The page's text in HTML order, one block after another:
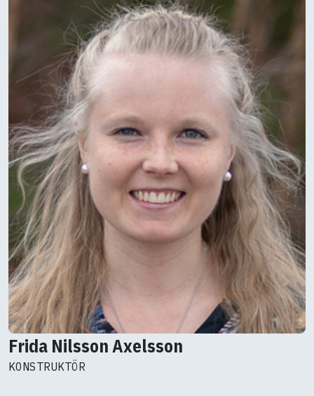
Frida Nilsson Axelsson
KONSTRUKTÖR